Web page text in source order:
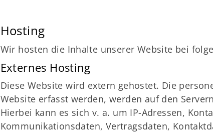
Hosting
Wir hosten die Inhalte unserer Website bei
Externes Hosting
Diese Website wird extern gehostet. Die
Website erfasst werden, werden auf den
Hierbei kann es sich v. a. um IP-Adressen,
Kommunikationsdaten, Vertragsdaten,